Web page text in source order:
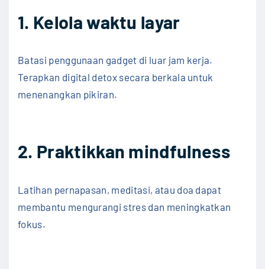
1. Kelola waktu layar
Batasi penggunaan gadget di luar jam kerja.
Terapkan digital detox secara berkala untuk
menenangkan pikiran.
2. Praktikkan mindfulness
Latihan pernapasan, meditasi, atau doa dapat
membantu mengurangi stres dan meningkatkan
fokus.